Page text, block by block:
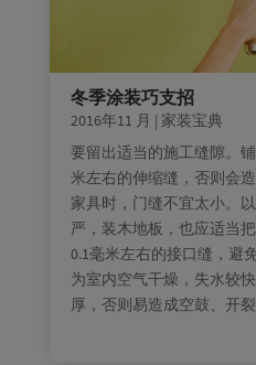
冬季涂装巧支招
2016年11 月 | 家装宝典
要留出适当的施工缝隙。
米左右的伸缩缝，否则会
家具时，门缝不宜太小。
严，装木地板，也应适当
0.1毫米左右的接口缝，避
为室内空气干燥，失水较
厚，否则易造成空鼓、开